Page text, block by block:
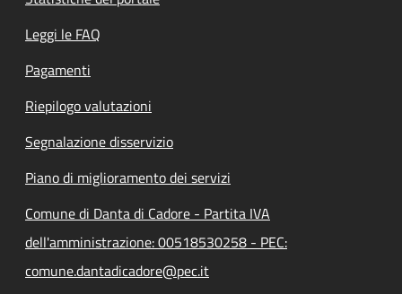
Leggi le FAQ
Pagamenti
Riepilogo valutazioni
Segnalazione disservizio
Piano di miglioramento dei servizi
Comune di Danta di Cadore - Partita IVA
dell'amministrazione: 00518530258 - PEC:
comune.dantadicadore@pec.it